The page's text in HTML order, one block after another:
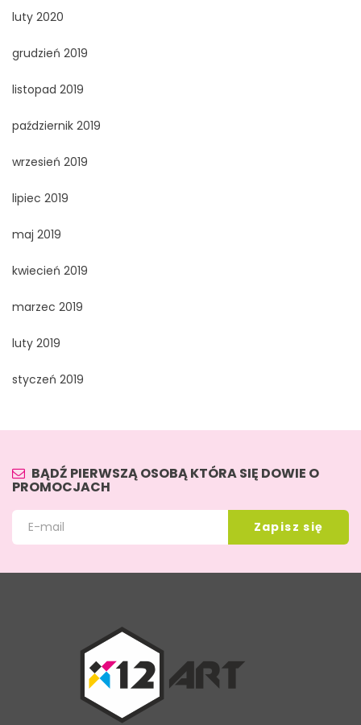
luty 2020
grudzień 2019
listopad 2019
październik 2019
wrzesień 2019
lipiec 2019
maj 2019
kwiecień 2019
marzec 2019
luty 2019
styczeń 2019
BĄDŹ PIERWSZĄ OSOBĄ KTÓRA SIĘ DOWIE O
PROMOCJACH